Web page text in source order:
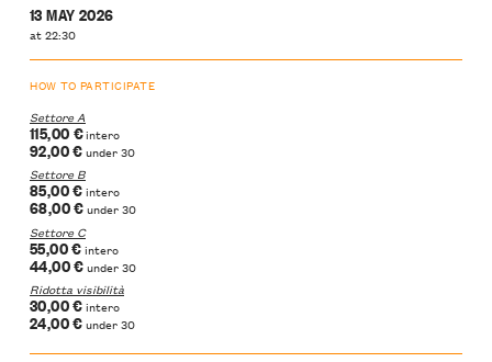
13 MAY 2026
at 22:30
HOW TO PARTICIPATE
Settore A
115,00 €intero
92,00 €under 30
Settore B
85,00 €intero
68,00 €under 30
Settore C
55,00 €intero
44,00 €under 30
Ridotta visibilità
30,00 €intero
24,00 €under 30